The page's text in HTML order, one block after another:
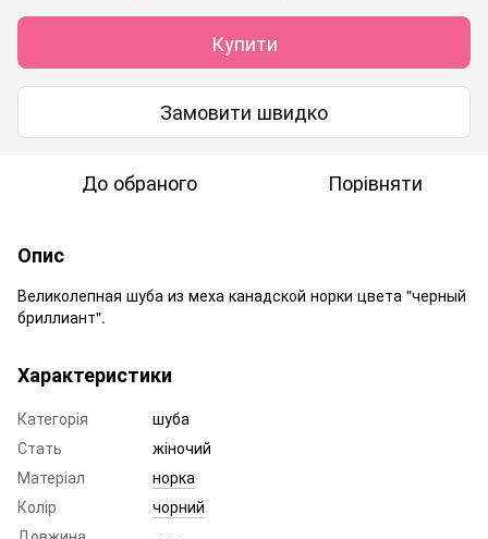
Купити
Замовити швидко
До обраного Порівняти
Опис
Великолепная шуба из меха канадской норки цвета "черный
бриллиант".
Характеристики
Категорія
шуба
Стать
жіночий
Матеріал
норка
Колір
чорний